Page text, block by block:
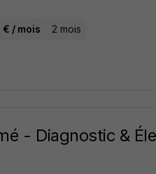
€ / mois 2 mois
- Diagnostic &